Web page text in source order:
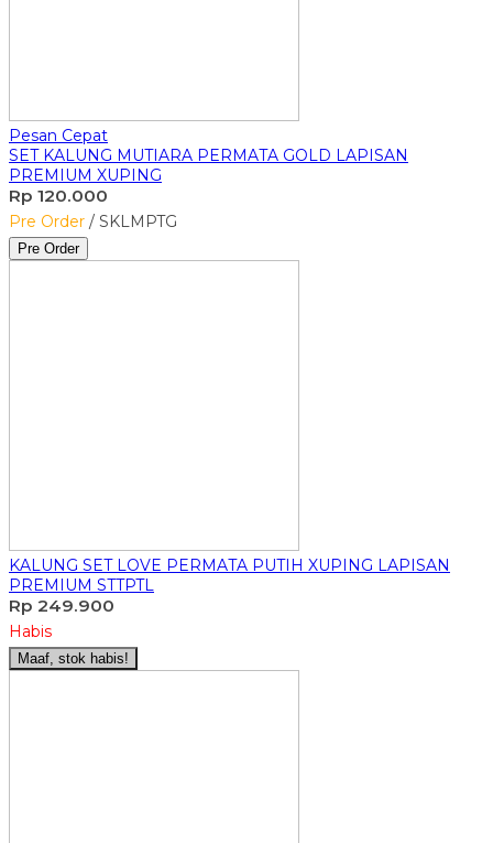
Pesan Cepat
SET KALUNG MUTIARA PERMATA GOLD LAPISAN
PREMIUM XUPING
Rp 120.000
Pre Order / SKLMPTG
Pre Order
KALUNG SET LOVE PERMATA PUTIH XUPING LAPISAN
PREMIUM STTPTL
Rp 249.900
Habis
Maaf, stok habis!